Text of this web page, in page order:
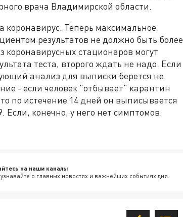
врача Владимирской области.
Теперь максимальное
результатов не должно быть более
стационаров могут
теста, второго ждать не надо. Если
анализ для выписки берется не
- если человек "отбывает" карантин
по истечение 14 дней он выписывается
Если, конечно, у него нет симптомов.
на наши каналы
о главных новостях и важнейших событиях дня.